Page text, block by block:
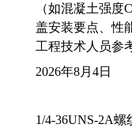
（如混凝土强度
盖安装要点、性
工程技术人员参
2026年8月4日
1/4-36UNS-2A螺